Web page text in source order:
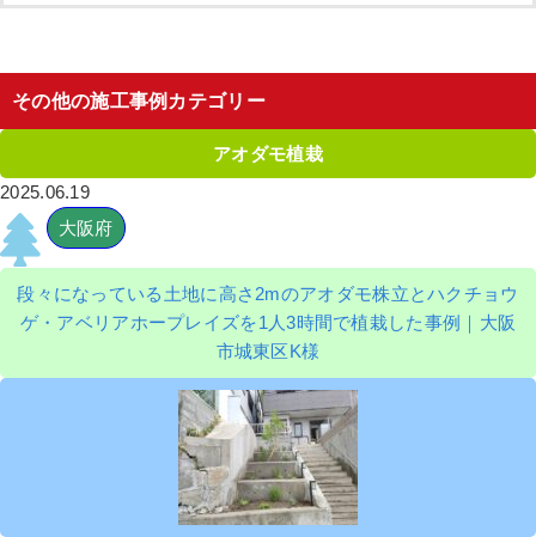
その他の施工事例カテゴリー
アオダモ植栽
2025.06.19
大阪府
段々になっている土地に高さ2mのアオダモ株立とハクチョウ
ゲ・アベリアホープレイズを1人3時間で植栽した事例｜大阪
市城東区K様